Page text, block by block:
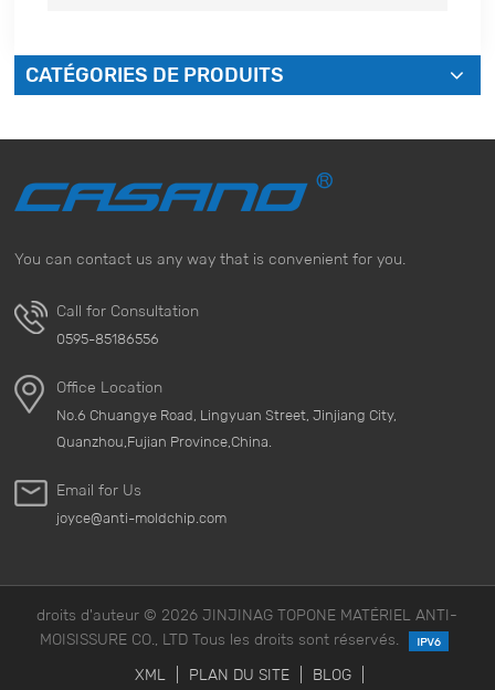
CATÉGORIES DE PRODUITS
You can contact us any way that is convenient for you.
Call for Consultation
0595-85186556
Office Location
No.6 Chuangye Road, Lingyuan Street, Jinjiang City,
Quanzhou,Fujian Province,China.
Email for Us
joyce@anti-moldchip.com
droits d'auteur © 2026 JINJINAG TOPONE MATÉRIEL ANTI-
MOISISSURE CO., LTD Tous les droits sont réservés.
XML
PLAN DU SITE BLOG